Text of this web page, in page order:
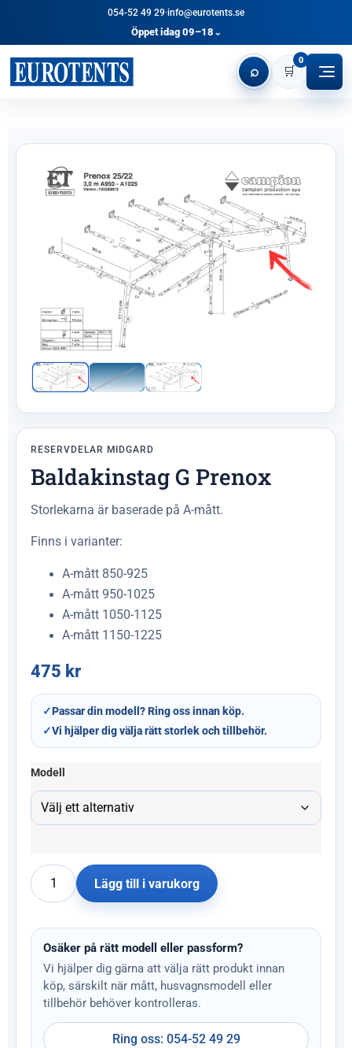
054-52 49 29·info@eurotents.se
Öppet idag 09–18 ⌄
⌕ 🛒
0
RESERVDELAR MIDGARD
Baldakinstag G Prenox
Storlekarna är baserade på A-mått.
Finns i varianter:
A-mått 850-925
A-mått 950-1025
A-mått 1050-1125
A-mått 1150-1225
475 kr
✓Passar din modell? Ring oss innan köp.
✓Vi hjälper dig välja rätt storlek och tillbehör.
Modell
Lägg till i varukorg
Osäker på rätt modell eller passform?
Vi hjälper dig gärna att välja rätt produkt innan
köp, särskilt när mått, husvagnsmodell eller
tillbehör behöver kontrolleras.
Ring oss: 054-52 49 29